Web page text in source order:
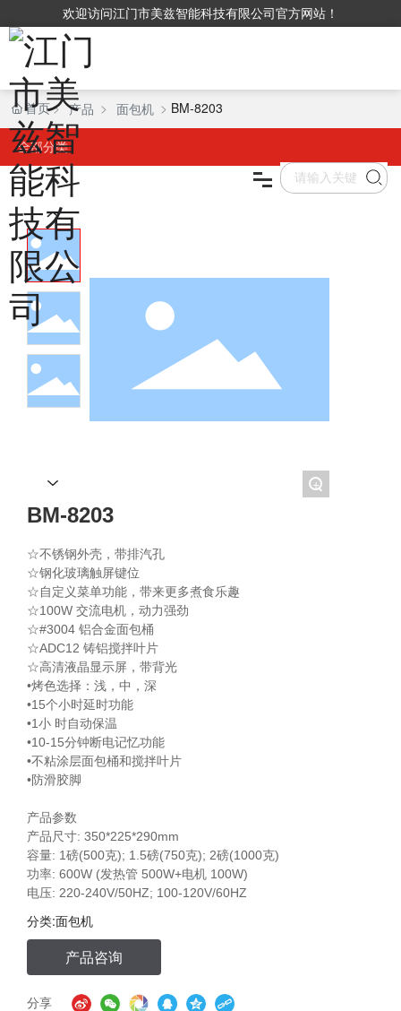
欢迎访问江门市美兹智能科技有限公司官方网站！
首页
产品中心
关于我们
VR
新闻资讯
联系我们
首页 产品 面包机 BM-8203
全部分类
+
BM-8203
☆不锈钢外壳，带排汽孔
☆钢化玻璃触屏键位
☆自定义菜单功能，带来更多煮食乐趣
☆100W 交流电机，动力强劲
☆#3004 铝合金面包桶
☆ADC12 铸铝搅拌叶片
☆高清液晶显示屏，带背光
•烤色选择：浅，中，深
•15个小时延时功能
•1小 时自动保温
•10-15分钟断电记忆功能
•不粘涂层面包桶和搅拌叶片
•防滑胶脚
产品参数
产品尺寸: 350*225*290mm
容量: 1磅(500克); 1.5磅(750克); 2磅(1000克)
功率: 600W (发热管 500W+电机 100W)
分类:面包机
产品咨询
分享